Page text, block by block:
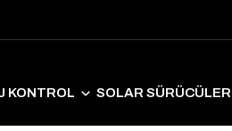
KONTROL SOLAR SÜRÜCÜLER